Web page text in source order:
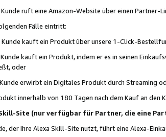
ruft eine Amazon-Website über einen Partner-
Fälle eintritt:
kauft ein Produkt über unsere 1-Click-
kauft ein Produkt, indem er es in seinen
oder
erwirbt ein Digitales Produkt durch Streaming
innerhalb von 180 Tagen nach dem Kauf an den
Site (nur verfügbar für Partner, die eine
der Ihre Alexa Skill-Site nutzt, führt eine Alexa-